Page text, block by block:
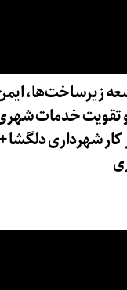
زیرساخت‌ها،
و تقویت خدمات
شهرداری دلگشا